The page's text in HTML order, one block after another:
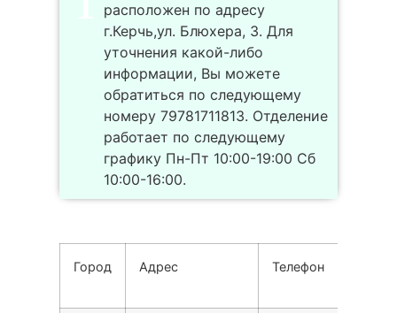
расположен по адресу
г.Керчь,ул. Блюхера, 3. Для
уточнения какой-либо
информации, Вы можете
обратиться по следующему
номеру 79781711813. Отделение
работает по следующему
графику Пн-Пт 10:00-19:00 Сб
10:00-16:00.
Город Адрес Телефон